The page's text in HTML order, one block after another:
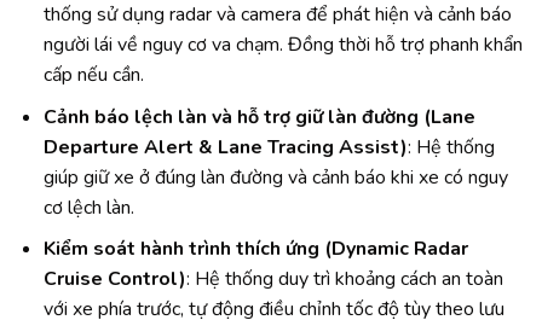
thống sử dụng radar và camera để phát hiện và cảnh báo
người lái về nguy cơ va chạm. Đồng thời hỗ trợ phanh khẩn
cấp nếu cần.
Cảnh báo lệch làn và hỗ trợ giữ làn đường (Lane
Departure Alert & Lane Tracing Assist): Hệ thống
giúp giữ xe ở đúng làn đường và cảnh báo khi xe có nguy
cơ lệch làn.
Kiểm soát hành trình thích ứng (Dynamic Radar
Cruise Control): Hệ thống duy trì khoảng cách an toàn
với xe phía trước, tự động điều chỉnh tốc độ tùy theo lưu